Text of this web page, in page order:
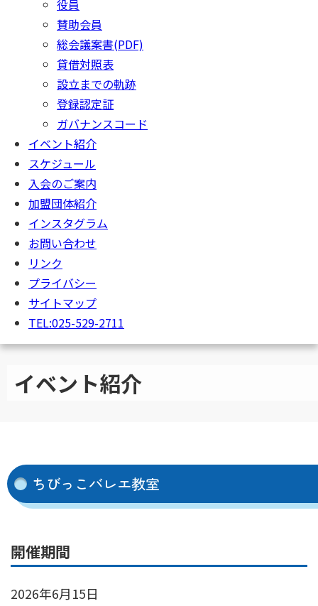
役員
賛助会員
総会議案書(PDF)
貸借対照表
設立までの軌跡
登録認定証
ガバナンスコード
イベント紹介
スケジュール
入会のご案内
加盟団体紹介
インスタグラム
お問い合わせ
リンク
プライバシー
サイトマップ
TEL:025-529-2711
イベント紹介
ちびっこバレエ教室
開催期間
2026年6月15日